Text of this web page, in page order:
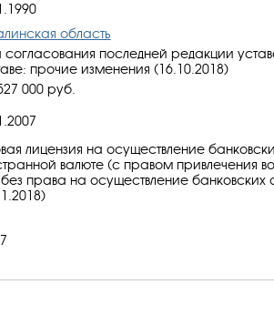
область
согласования последней редакции
прочие изменения (16.10.2018)
000 руб.
лицензия на осуществление
валюте (с правом привлечения
права на осуществление